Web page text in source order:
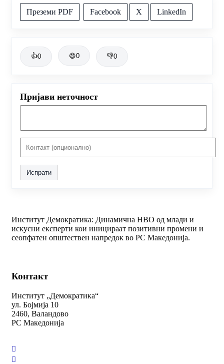
Преземи PDF Facebook X LinkedIn
👍0 😄0 👎0
Пријави неточност
Испрати
Институт Демократика: Динамична НВО од млади и
искусни експерти кои иницираат позитивни промени и
сеопфатен општествен напредок во РС Македонија.
Контакт
Институт „Демократика“
ул. Бојмија 10
2460, Валандово
РС Македонија